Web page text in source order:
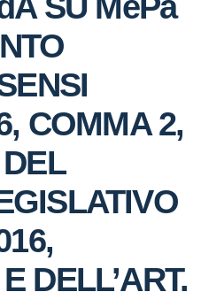
COMMA 2,
DELL’ART.